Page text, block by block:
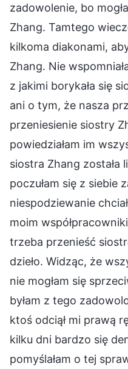
zadowolenie, bo
Zhang. Tamtego
kilkoma diakonami,
Zhang. Nie
z jakimi borykała się
ani o tym, że nasza
przeniesienie siostry
powiedziałam im
siostra Zhang została
poczułam się z siebie
niespodziewanie
moim
trzeba przenieść
dzieło. Widząc, że
nie mogłam się
byłam z tego
ktoś odciął mi prawą
kilku dni bardzo się
pomyślałam o tej